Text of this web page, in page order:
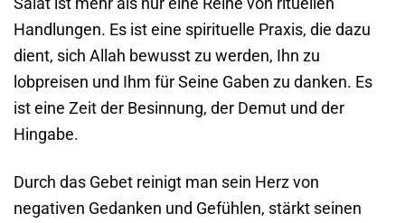
Handlungen. Es ist eine spirituelle Praxis, die dazu
dient, sich Allah bewusst zu werden, Ihn zu
lobpreisen und Ihm für Seine Gaben zu danken. Es
ist eine Zeit der Besinnung, der Demut und der
Hingabe.
Durch das Gebet reinigt man sein Herz von
negativen Gedanken und Gefühlen, stärkt seinen